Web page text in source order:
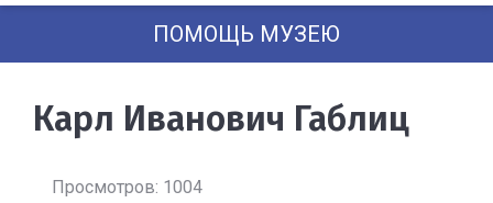
ПОМОЩЬ МУЗЕЮ
Карл Иванович Габлиц
Просмотров: 1004